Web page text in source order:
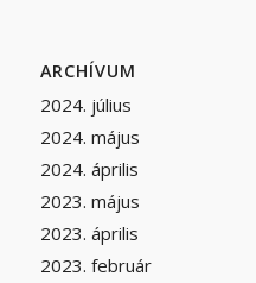
ARCHÍVUM
2024. július
2024. május
2024. április
2023. május
2023. április
2023. február